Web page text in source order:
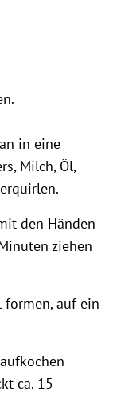
in eine
Milch, Öl,
den Händen
ziehen
auf ein
ca. 15